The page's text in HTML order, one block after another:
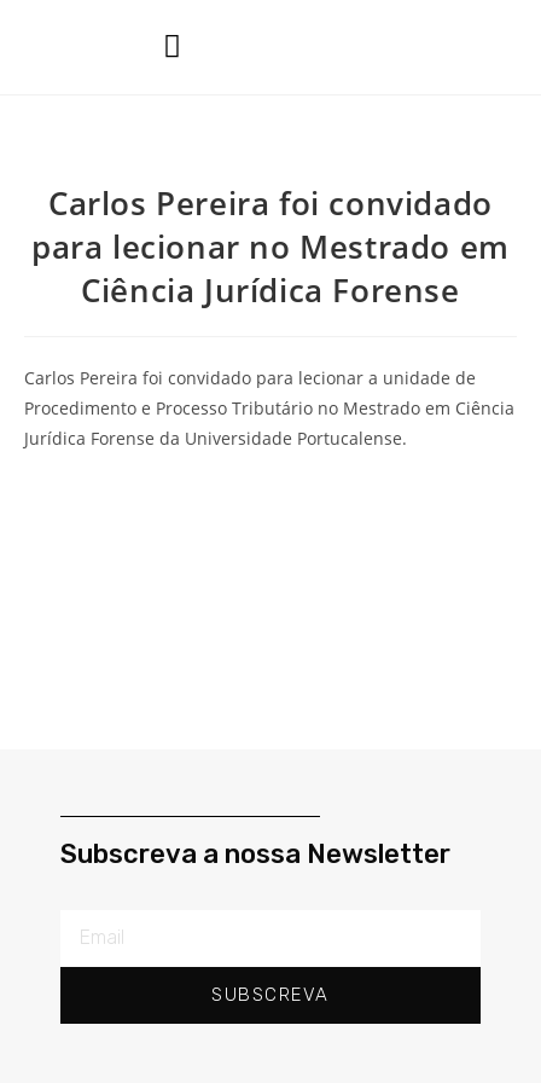
Carlos Pereira foi convidado
para lecionar no Mestrado em
Ciência Jurídica Forense
Carlos Pereira foi convidado para lecionar a unidade de
Procedimento e Processo Tributário no Mestrado em Ciência
Jurídica Forense da Universidade Portucalense.
Subscreva a nossa Newsletter
SUBSCREVA